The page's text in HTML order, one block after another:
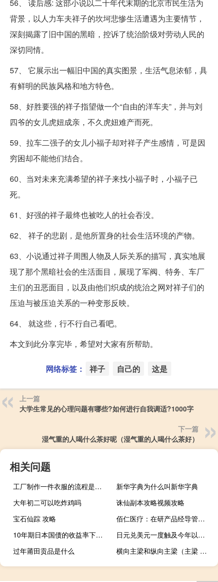
56、 读后感: 这部小说以二十年代末期的北京市民生活为
背景，以人力车夫祥子的坎坷悲惨生活遭遇为主要情节，
深刻揭露了旧中国的黑暗，控诉了统治阶级对劳动人民的
深切同情。
57、 它展示出一幅旧中国的真实图景，生活气息浓郁，具
有鲜明的民族风格和地方特色。
58、好胜要强的祥子指望做一个“自由的洋车夫”，并与刘
四爷的女儿虎妞成亲，不久虎妞难产而死。
59、拉车二强子的女儿小福子却对祥子产生感情，可是因
穷困却不能他们结合。
60、当对未来充满希望的祥子来找小福子时，小福子已
死。
61、好强的祥子最终也被吃人的社会吞没。
62、 祥子的悲剧，是他所置身的社会生活环境的产物。
63、小说通过祥子周围人物及人际关系的描写，真实地展
现了那个黑暗社会的生活面目，展现了军阀、特务、车厂
主们的丑恶面目，以及由他们织成的统治之网对祥子们的
压迫与被压迫关系的一种变形反映。
64、 就这些，行不行自己看吧。
本文到此分享完毕，希望对大家有所帮助。
网络标签： 祥子 自己的 这是
上一篇
大学生常见的心理问题有哪些?如何进行自我调适?1000字
下一篇
湿气重的人喝什么茶好呢（湿气重的人喝什么茶好）
相关问题
工厂制作一件衣服的流程是怎么样的？如何设计爆款衣服？
新华字典为什么叫新华字典
大年初二可以吃炸鸡吗
诛仙副本攻略视频攻略
宝石仙踪 攻略
佰仁医疗：在研产品经导管主动脉瓣系统注册申请获受理
10年期日本国债的收益率下跌1个基点至0.735%
日元兑美元一度触及今年以来最低水平现报149.66
过年莆田贡品是什么
横向主梁和纵向主梁（主梁 纵梁 横梁的区别是什么）
成本 包括什么